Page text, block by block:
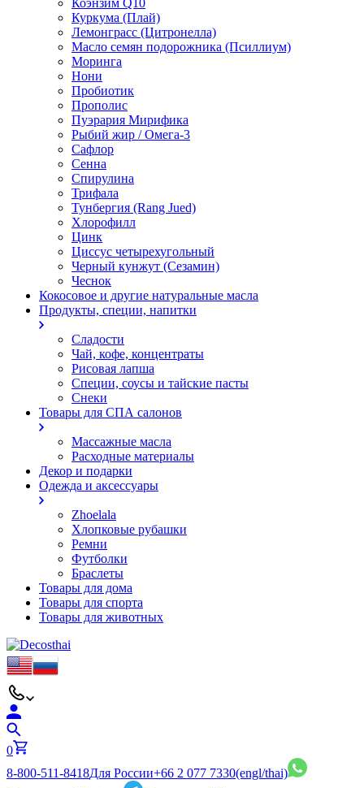
Коэнзим Q10
Куркума (Плай)
Лемонграсс (Цитронелла)
Масло семян подорожника (Псиллиум)
Моринга
Нони
Пробиотик
Прополис
Пуэрария Мирифика
Рыбий жир / Омега-3
Сафлор
Сенна
Спирулина
Трифала
Тунбергия (Rang Jued)
Хлорофилл
Цинк
Циссус четырехугольный
Черный кунжут (Сезамин)
Чеснок
Кокосовое и другие натуральные масла
Продукты, специи, напитки
Сладости
Чай, кофе, концентраты
Рисовая лапша
Специи, соусы и тайские пасты
Снеки
Товары для СПА салонов
Массажные масла
Расходные материалы
Декор и подарки
Одежда и аксессуары
Zhoelala
Хлопковые рубашки
Ремни
Футболки
Браслеты
Товары для дома
Товары для спорта
Товары для животных
0
8-800-511-8418Для России+66 2 077 7330(engl/thai)